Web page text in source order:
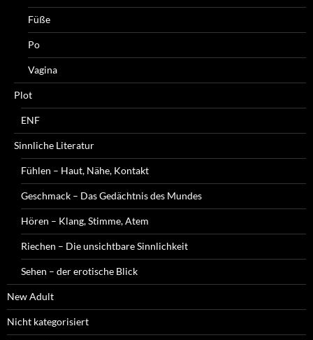
Füße
Po
Vagina
Plot
ENF
Sinnliche Literatur
Fühlen – Haut, Nähe, Kontakt
Geschmack – Das Gedächtnis des Mundes
Hören – Klang, Stimme, Atem
Riechen – Die unsichtbare Sinnlichkeit
Sehen – der erotische Blick
New Adult
Nicht kategorisiert